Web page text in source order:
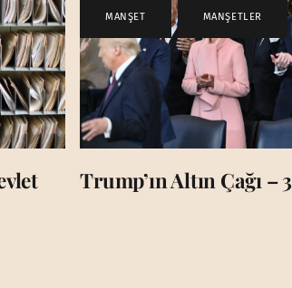
MANŞET , MANŞETLER
Trump’ın Altın Çağı – 3